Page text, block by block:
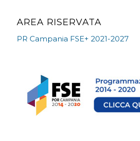
AREA RISERVATA
PR Campania FSE+ 2021-2027